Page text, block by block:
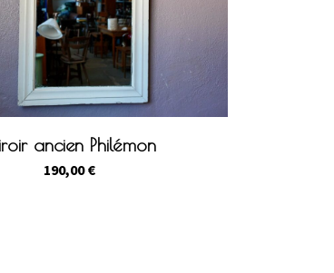
ancien Philémon
190,00€